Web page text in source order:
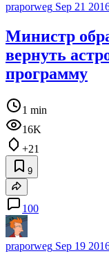
praporweg Sep 21
Министр
вернуть
программу
1 min
16K
+21
9
100
praporweg Sep 19